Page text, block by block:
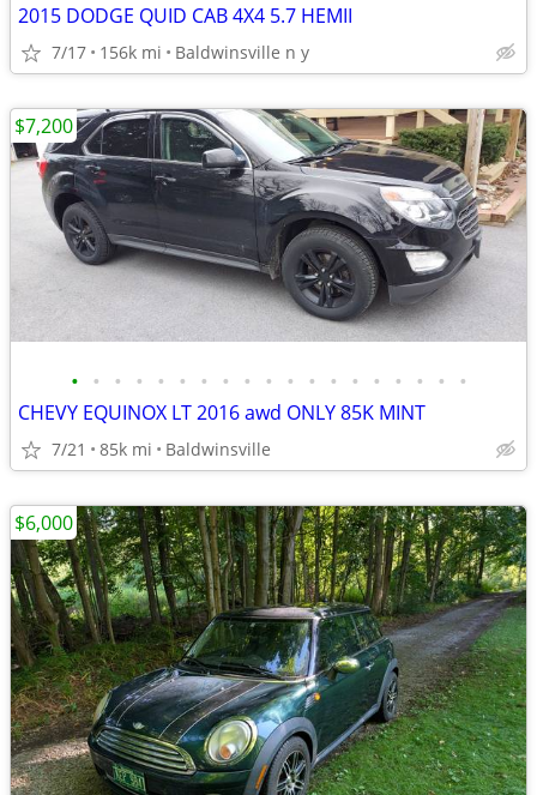
2015 DODGE QUID CAB 4X4 5.7 HEMII
7/17 156k mi Baldwinsville n y
• • • • • • • • • • • • • • • • • • •
CHEVY EQUINOX LT 2016 awd ONLY 85K MINT
7/21 85k mi Baldwinsville
$7,200
$6,000